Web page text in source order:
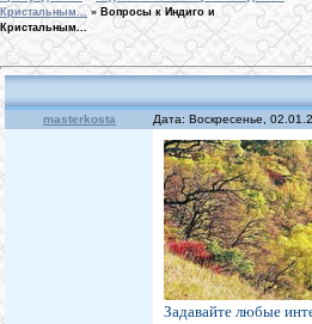
Кристальным... » Вопросы к Индиго и
Кристальным...
masterkosta Дата: Воскресенье,
Задавайте любые